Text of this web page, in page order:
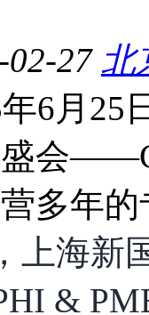
02-27 北
6月25
会
多年
上海新
&